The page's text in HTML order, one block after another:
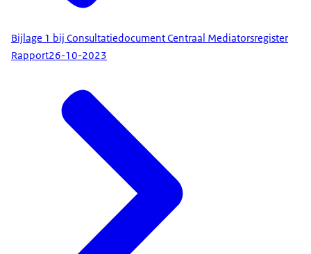
Bijlage 1 bij Consultatiedocument Centraal Mediatorsregister
Rapport26-10-2023